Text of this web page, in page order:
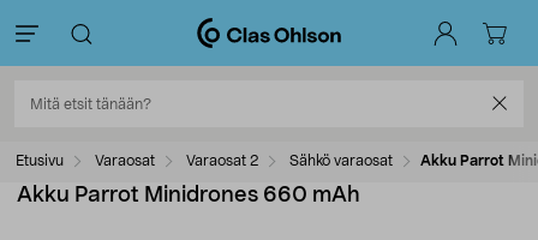
Etusivu Varaosat Varaosat 2 Sähkö varaosat Akku Parrot
Akku Parrot Minidrones 660 mAh